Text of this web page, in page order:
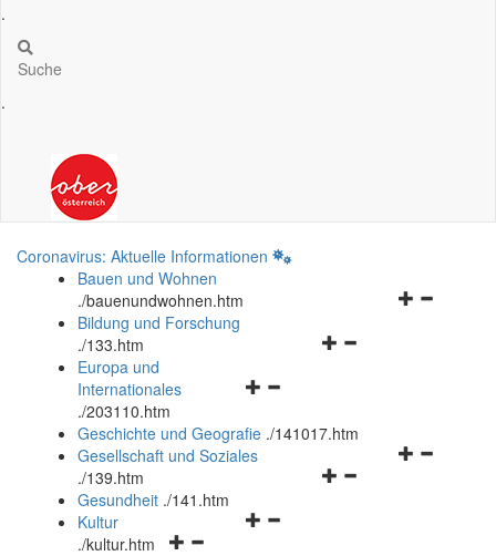
.
Suche
.
Coronavirus: Aktuelle Informationen
Bauen und Wohnen
./bauenundwohnen.htm
Navigationsmenü
Bildung und Forschung
./133.htm
Navigationsmenü
und
schließen
Europa und
Internationales
./203110.htm
Geschichte und Geografie ./141017.htm
Navigationsmenü
Gesellschaft und Soziales
./139.htm
Navigationsmenü
Gesundheit ./141.htm
Navigationsmenü
Kultur
./kultur.htm